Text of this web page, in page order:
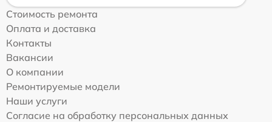
Стоимость ремонта
Оплата и доставка
Контакты
Вакансии
О компании
Ремонтируемые модели
Наши услуги
Согласие на обработку персональных данных